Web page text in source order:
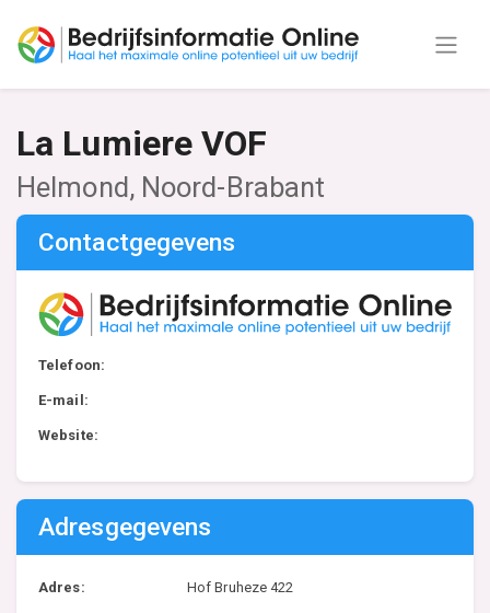
La Lumiere VOF
Helmond, Noord-Brabant
Contactgegevens
Telefoon:
E-mail:
Website:
Adresgegevens
Adres: Hof Bruheze 422